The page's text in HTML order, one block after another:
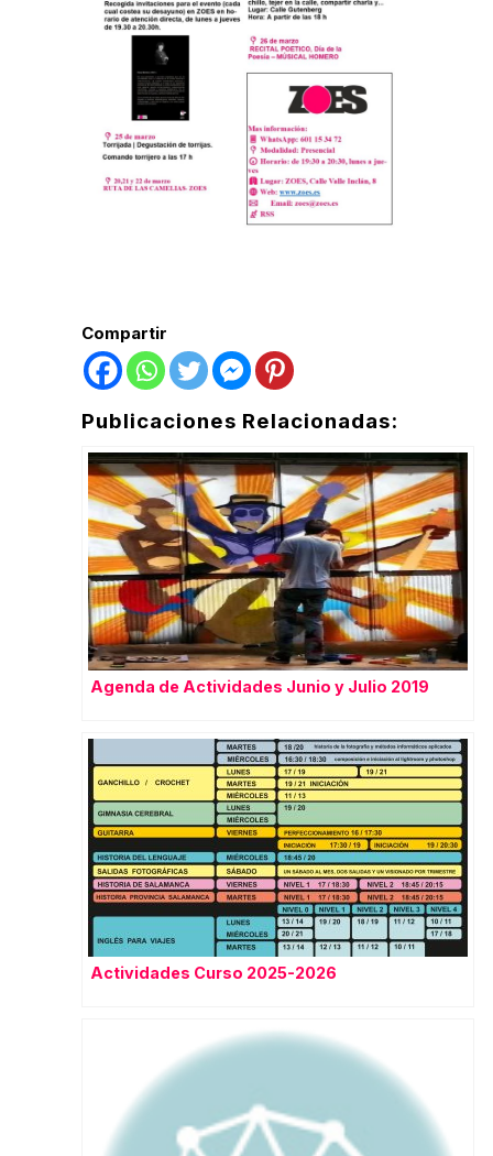
Compartir
Publicaciones Relacionadas:
Agenda de Actividades Junio y Julio 2019
Actividades Curso 2025-2026